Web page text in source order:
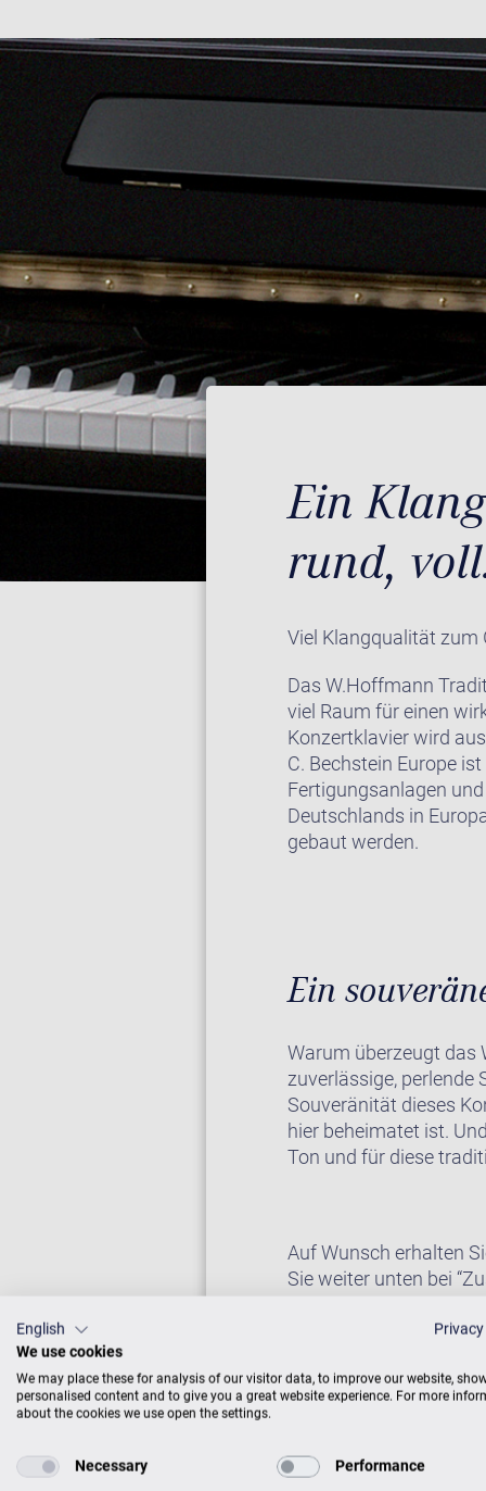
Ein
rund,
Viel Klangqualität zum
Das W.Hoffmann
viel Raum für einen
Konzertklavier wird
C. Bechstein Europe
Fertigungsanlagen
Deutschlands in
gebaut werden.
Ein
Warum überzeugt das
zuverlässige, perlende
Souveränität dieses
hier beheimatet ist.
Ton und für diese
Auf Wunsch erhalten
Sie weiter unten bei
English
We use cookies
We may place these for analysis of our visitor data, to improve our website,
personalised content and to give you a great website experience. For more
about the cookies we use open the settings.
Necessary Performance